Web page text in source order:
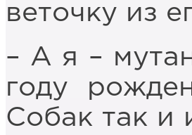
веточку из
– А я –
году
Собак так и